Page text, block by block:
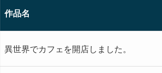
作品名
異世界でカフェを開店しました。